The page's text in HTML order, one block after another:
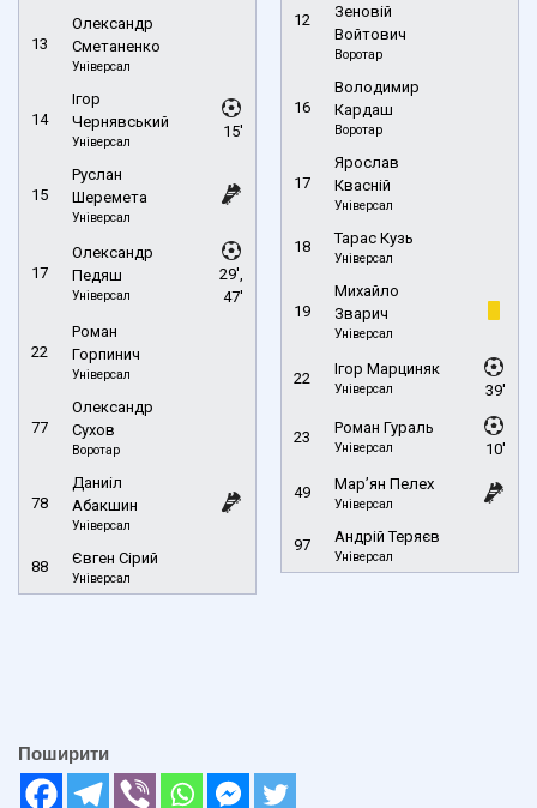
13
Олександр
Сметаненко
Універсал
14
Ігор
Чернявський
Універсал
15'
15
Руслан
Шеремета
Універсал
17
Олександр
Педяш
Універсал
29',
47'
22
Роман
Горпинич
Універсал
77
Олександр
Сухов
Воротар
78
Даниіл
Абакшин
Універсал
88 Євген Сірий
Універсал
12
Зеновій
Войтович
Воротар
16
Володимир
Кардаш
Воротар
17
Ярослав
Квасній
Універсал
18 Тарас Кузь
Універсал
19
Михайло
Зварич
Універсал
22
Ігор Марциняк
Універсал 39'
23
Роман Гураль
Універсал 10'
49 Мар’ян Пелех
Універсал
97 Андрій Теряєв
Універсал
Поширити